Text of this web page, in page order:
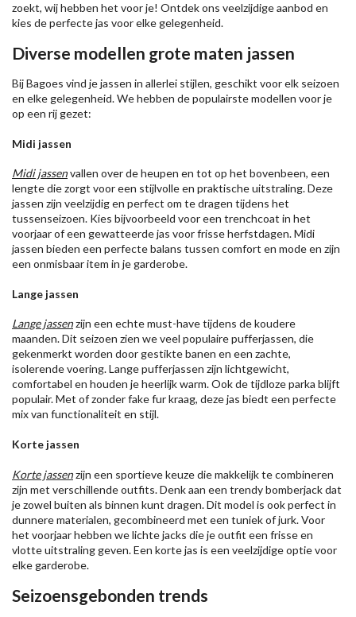
zoekt, wij hebben het voor je! Ontdek ons veelzijdige aanbod en
kies de perfecte jas voor elke gelegenheid.
Diverse modellen grote maten jassen
Bij Bagoes vind je jassen in allerlei stijlen, geschikt voor elk seizoen
en elke gelegenheid. We hebben de populairste modellen voor je
op een rij gezet:
Midi jassen
Midi jassenvallen over de heupen en tot op het bovenbeen, een
lengte die zorgt voor een stijlvolle en praktische uitstraling. Deze
jassen zijn veelzijdig en perfect om te dragen tijdens het
tussenseizoen. Kies bijvoorbeeld voor een trenchcoat in het
voorjaar of een gewatteerde jas voor frisse herfstdagen. Midi
jassen bieden een perfecte balans tussen comfort en mode en zijn
een onmisbaar item in je garderobe.
Lange jassen
Lange jassenzijn een echte must-have tijdens de koudere
maanden. Dit seizoen zien we veel populaire pufferjassen, die
gekenmerkt worden door gestikte banen en een zachte,
isolerende voering. Lange pufferjassen zijn lichtgewicht,
comfortabel en houden je heerlijk warm. Ook de tijdloze parka blijft
populair. Met of zonder fake fur kraag, deze jas biedt een perfecte
mix van functionaliteit en stijl.
Korte jassen
Korte jassenzijn een sportieve keuze die makkelijk te combineren
zijn met verschillende outfits. Denk aan een trendy bomberjack dat
je zowel buiten als binnen kunt dragen. Dit model is ook perfect in
dunnere materialen, gecombineerd met een tuniek of jurk. Voor
het voorjaar hebben we lichte jacks die je outfit een frisse en
vlotte uitstraling geven. Een korte jas is een veelzijdige optie voor
elke garderobe.
Seizoensgebonden trends